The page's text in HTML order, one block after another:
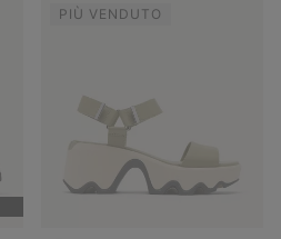
PIÙ VENDUTO